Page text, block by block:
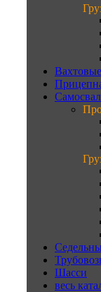
Шасси
весь